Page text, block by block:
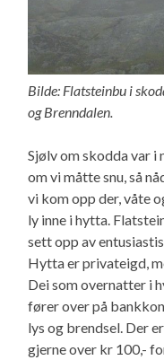
Bilde: Flatsteinbu i
og Brenndalen.
Sjølv om skodda var
om vi måtte snu, så
vi kom opp der, våte
ly inne i hytta.
sett opp av
Hytta er privateigd,
Dei som overnatter i
fører over på
lys og brendsel. Der
gjerne over kr 100,-